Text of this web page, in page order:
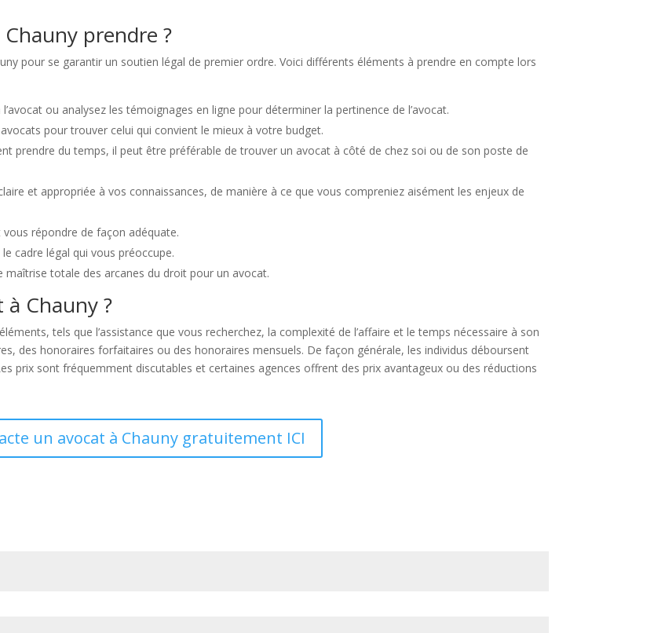
prendre ?
pour se garantir un soutien légal de premier ordre. Voici différents éléments à prendre en compte lors
ou analysez les témoignages en ligne pour déterminer la pertinence de l’avocat.
pour trouver celui qui convient le mieux à votre budget.
prendre du temps, il peut être préférable de trouver un avocat à côté de chez soi ou de son poste de
et appropriée à vos connaissances, de manière à ce que vous compreniez aisément les enjeux de
répondre de façon adéquate.
cadre légal qui vous préoccupe.
totale des arcanes du droit pour un avocat.
Chauny ?
tels que l’assistance que vous recherchez, la complexité de l’affaire et le temps nécessaire à son
des honoraires forfaitaires ou des honoraires mensuels. De façon générale, les individus déboursent
prix sont fréquemment discutables et certaines agences offrent des prix avantageux ou des réductions
un avocat à Chauny gratuitement ICI